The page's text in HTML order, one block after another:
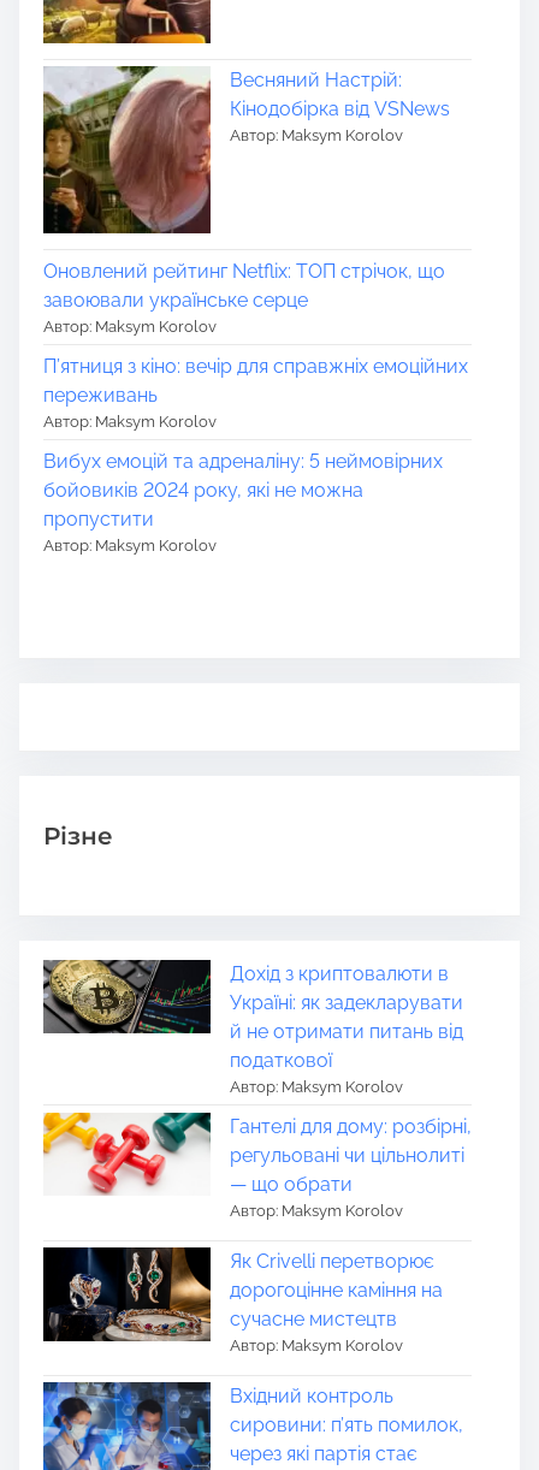
Весняний Настрій:
Кінодобірка від VSNews
Автор: Maksym Korolov
Оновлений рейтинг Netflix: ТОП стрічок, що
завоювали українське серце
Автор: Maksym Korolov
П’ятниця з кіно: вечір для справжніх емоційних
переживань
Автор: Maksym Korolov
Вибух емоцій та адреналіну: 5 неймовірних
бойовиків 2024 року, які не можна
пропустити
Автор: Maksym Korolov
Різне
Дохід з криптовалюти в
Україні: як задекларувати
й не отримати питань від
податкової
Автор: Maksym Korolov
Гантелі для дому: розбірні,
регульовані чи цільнолиті
— що обрати
Автор: Maksym Korolov
Як Crivelli перетворює
дорогоцінне каміння на
сучасне мистецтв
Автор: Maksym Korolov
Вхідний контроль
сировини: п’ять помилок,
через які партія стає